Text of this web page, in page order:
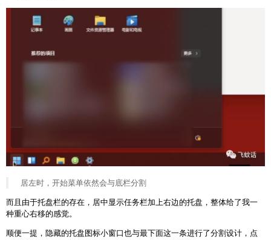
居左时，开始菜单依然会与底栏分割
而且由于托盘栏的存在，居中显示任务栏加上右边的托盘，整体给了我一
种重心右移的感觉。
顺便一提，隐藏的托盘图标小窗口也与最下面这一条进行了分割设计，点